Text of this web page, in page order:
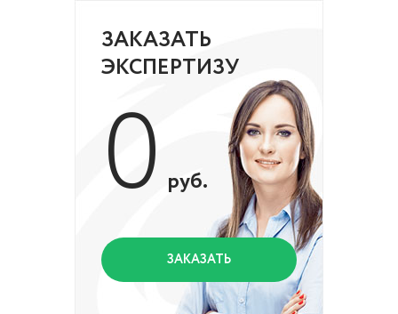
ЗАКАЗАТЬ
ЭКСПЕРТИЗУ
0 руб.
ЗАКАЗАТЬ